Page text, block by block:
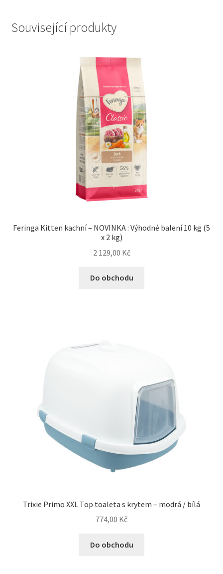
Související produkty
Feringa Kitten kachní – NOVINKA : Výhodné balení 10 kg (5
x 2 kg)
2 129,00 Kč
Do obchodu
Trixie Primo XXL Top toaleta s krytem – modrá / bílá
774,00 Kč
Do obchodu